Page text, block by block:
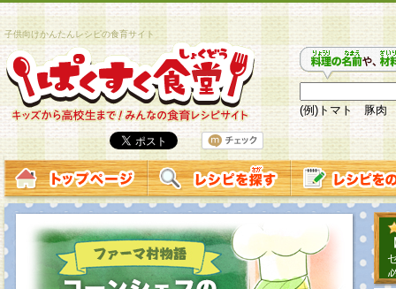
子供向けかんたんレシピの食育サイト
(例)トマト 豚肉